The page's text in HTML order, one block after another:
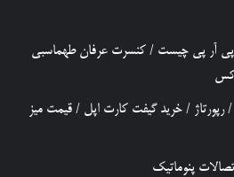
پی آر پی چیست / کنسرت عرفان طهماسبی
/رپورتاژ / خرید گیفت کارت اپل / قیمت میز
پنوماتیک